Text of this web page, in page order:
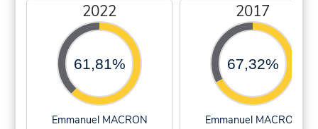
2022
61,81%
Emmanuel MACRON
2017
67,32%
Emmanuel MACRON